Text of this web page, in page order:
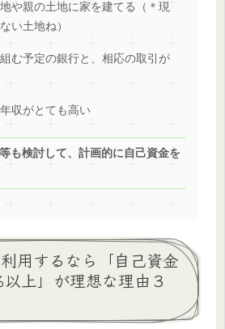
や親の土地に家を建てる（＊現
い土地ね）
む予定の銀行と、相応の取引が
収がとても高い
も検討して、計画的に自己資金を
用するなら「自己資金
上」が理想な理由３